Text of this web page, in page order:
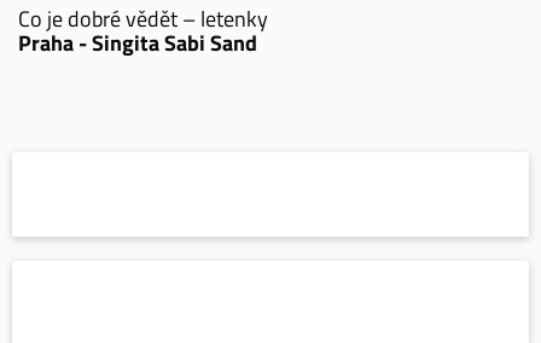
Co je dobré vědět – letenky
Praha - Singita Sabi Sand